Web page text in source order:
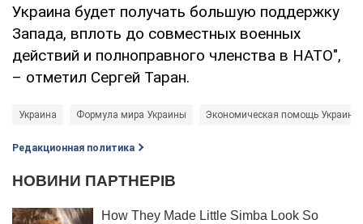
Украина будет получать большую поддержку
Запада, вплоть до совместных военных
действий и полноправного членства в НАТО",
– отметил Сергей Таран.
Украина Формула мира Украины Экономическая помощь Украине
Редакционная политика